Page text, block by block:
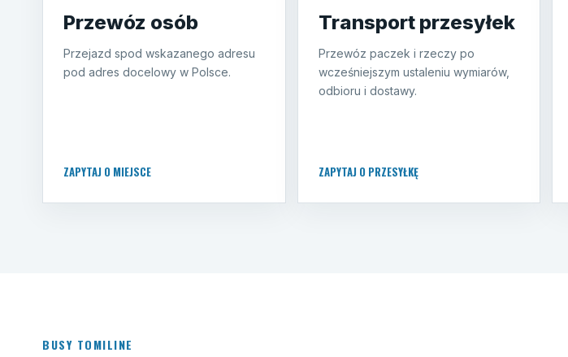
Przewóz osób
Przejazd spod wskazanego adresu
pod adres docelowy w Polsce.
ZAPYTAJ O MIEJSCE
Transport przesyłek
Przewóz paczek i rzeczy po
wcześniejszym ustaleniu wymiarów,
odbioru i dostawy.
ZAPYTAJ O PRZESYŁKĘ
BUSY TOMILINE